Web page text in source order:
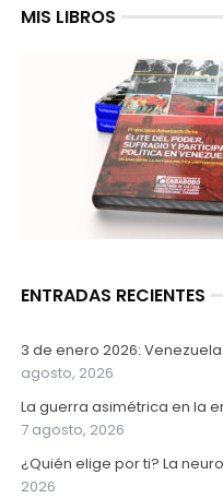
MIS LIBROS
ENTRADAS RECIENTES
3 de enero 2026:
agosto, 2026
La guerra asimétrica en la
7 agosto, 2026
¿Quién elige por ti? La
2026